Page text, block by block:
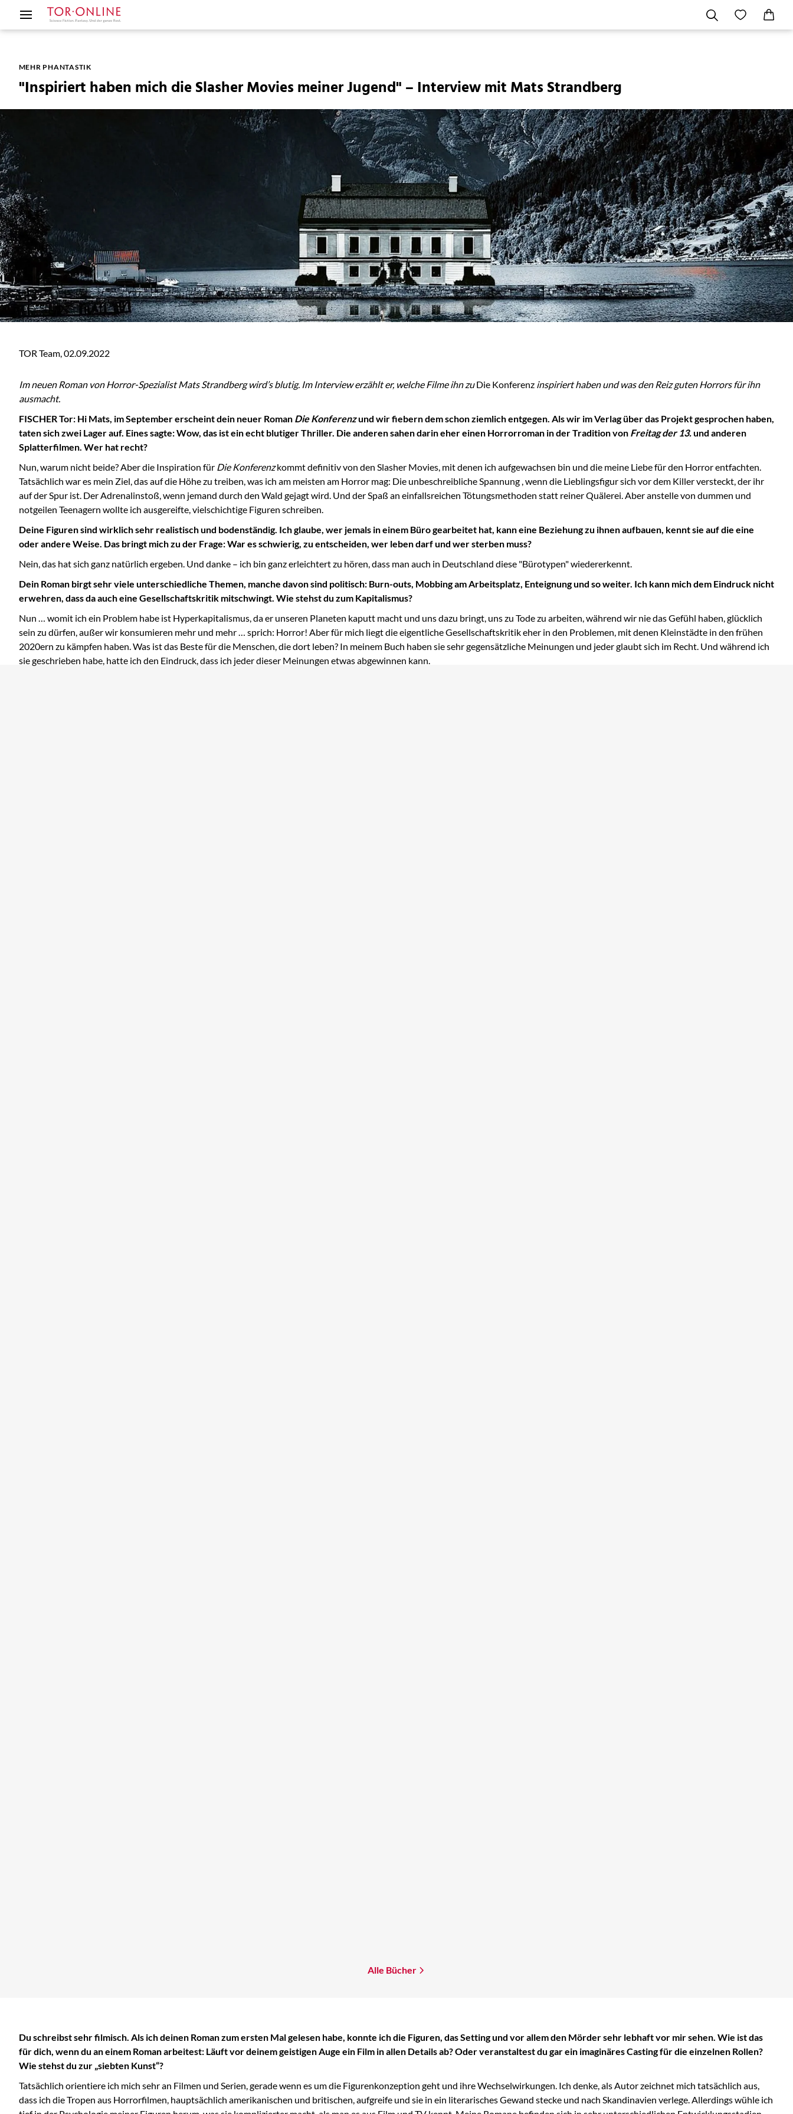
MEHR PHANTASTIK
"Inspiriert haben mich die Slasher Movies meiner Jugend" – Interview mit Mats Strandberg
TOR Team, 02.09.2022
Im neuen Roman von Horror-Spezialist Mats Strandberg wird’s blutig. Im Interview erzählt er, welche Filme ihn zuDie Konferenzinspiriert haben und was den Reiz guten Horrors für ihn
ausmacht.
FISCHER Tor: Hi Mats, im September erscheint dein neuer Roman Die Konferenzund wir fiebern dem schon ziemlich entgegen. Als wir im Verlag über das Projekt gesprochen haben,
taten sich zwei Lager auf. Eines sagte: Wow, das ist ein echt blutiger Thriller. Die anderen sahen darin eher einen Horrorroman in der Tradition von Freitag der 13. und anderen
Splatterfilmen. Wer hat recht?
Nun, warum nicht beide? Aber die Inspiration für Die Konferenzkommt definitiv von den Slasher Movies, mit denen ich aufgewachsen bin und die meine Liebe für den Horror entfachten.
Tatsächlich war es mein Ziel, das auf die Höhe zu treiben, was ich am meisten am Horror mag: Die unbeschreibliche Spannung , wenn die Lieblingsfigur sich vor dem Killer versteckt, der ihr
auf der Spur ist. Der Adrenalinstoß, wenn jemand durch den Wald gejagt wird. Und der Spaß an einfallsreichen Tötungsmethoden statt reiner Quälerei. Aber anstelle von dummen und
notgeilen Teenagern wollte ich ausgereifte, vielschichtige Figuren schreiben.
Deine Figuren sind wirklich sehr realistisch und bodenständig. Ich glaube, wer jemals in einem Büro gearbeitet hat, kann eine Beziehung zu ihnen aufbauen, kennt sie auf die eine
oder andere Weise. Das bringt mich zu der Frage: War es schwierig, zu entscheiden, wer leben darf und wer sterben muss?
Nein, das hat sich ganz natürlich ergeben. Und danke – ich bin ganz erleichtert zu hören, dass man auch in Deutschland diese "Bürotypen" wiedererkennt.
Dein Roman birgt sehr viele unterschiedliche Themen, manche davon sind politisch: Burn-outs, Mobbing am Arbeitsplatz, Enteignung und so weiter. Ich kann mich dem Eindruck nicht
erwehren, dass da auch eine Gesellschaftskritik mitschwingt. Wie stehst du zum Kapitalismus?
Nun … womit ich ein Problem habe ist Hyperkapitalismus, da er unseren Planeten kaputt macht und uns dazu bringt, uns zu Tode zu arbeiten, während wir nie das Gefühl haben, glücklich
sein zu dürfen, außer wir konsumieren mehr und mehr … sprich: Horror! Aber für mich liegt die eigentliche Gesellschaftskritik eher in den Problemen, mit denen Kleinstädte in den frühen
2020ern zu kämpfen haben. Was ist das Beste für die Menschen, die dort leben? In meinem Buch haben sie sehr gegensätzliche Meinungen und jeder glaubt sich im Recht. Und während ich
sie geschrieben habe, hatte ich den Eindruck, dass ich jeder dieser Meinungen etwas abgewinnen kann.
Alle Bücher
Du schreibst sehr filmisch. Als ich deinen Roman zum ersten Mal gelesen habe, konnte ich die Figuren, das Setting und vor allem den Mörder sehr lebhaft vor mir sehen. Wie ist das
für dich, wenn du an einem Roman arbeitest: Läuft vor deinem geistigen Auge ein Film in allen Details ab? Oder veranstaltest du gar ein imaginäres Casting für die einzelnen Rollen?
Wie stehst du zur „siebten Kunst“?
Tatsächlich orientiere ich mich sehr an Filmen und Serien, gerade wenn es um die Figurenkonzeption geht und ihre Wechselwirkungen. Ich denke, als Autor zeichnet mich tatsächlich aus,
dass ich die Tropen aus Horrorfilmen, hauptsächlich amerikanischen und britischen, aufgreife und sie in ein literarisches Gewand stecke und nach Skandinavien verlege. Allerdings wühle ich